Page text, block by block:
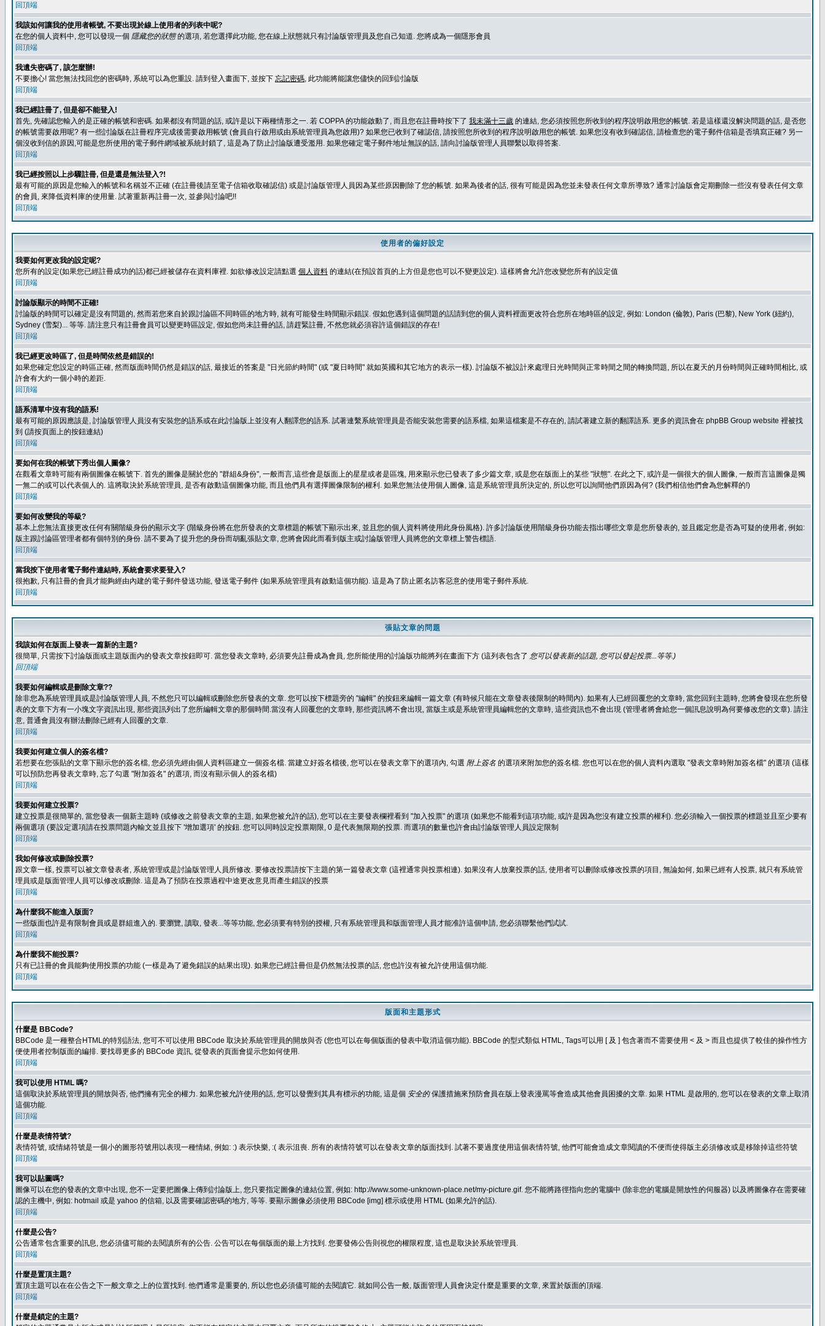
回頂端
我該如何讓我的使用者帳號, 不要出現於線上使用者的列表中呢?
在您的個人資料中, 您可以發現一個 隱藏您的狀態的選項, 若您選擇此功能, 您在線上狀態就只有討論版管理員及您自己知道. 您將成為一個隱形會員
回頂端
我遺失密碼了, 該怎麼辦!
不要擔心! 當您無法找回您的密碼時, 系統可以為您重設. 請到登入畫面下, 並按下 忘記密碼, 此功能將能讓您儘快的回到討論版
回頂端
我已經註冊了, 但是卻不能登入!
首先, 先確認您輸入的是正確的帳號和密碼. 如果都沒有問題的話, 或許是以下兩種情形之一. 若 COPPA 的功能啟動了, 而且您在註冊時按下了 我未滿十三歲 的連結, 您必須按照您所收到的程序說明啟用您的帳號. 若是這樣還沒解決問題的話, 是否您
的帳號需要啟用呢? 有一些討論版在註冊程序完成後需要啟用帳號 (會員自行啟用或由系統管理員為您啟用)? 如果您已收到了確認信, 請按照您所收到的程序說明啟用您的帳號. 如果您沒有收到確認信, 請檢查您的電子郵件信箱是否填寫正確? 另一
個沒收到信的原因,可能是您所使用的電子郵件網域被系統封鎖了, 這是為了防止討論版遭受濫用. 如果您確定電子郵件地址無誤的話, 請向討論版管理人員聯繫以取得答案.
回頂端
我已經按照以上步驟註冊, 但是還是無法登入?!
最有可能的原因是您輸入的帳號和名稱並不正確 (在註冊後請至電子信箱收取確認信) 或是討論版管理人員因為某些原因刪除了您的帳號. 如果為後者的話, 很有可能是因為您並未發表任何文章所導致? 通常討論版會定期刪除一些沒有發表任何文章
的會員, 來降低資料庫的使用量. 試著重新再註冊一次, 並參與討論吧!!
回頂端
使用者的偏好設定
我要如何更改我的設定呢?
您所有的設定(如果您已經註冊成功的話)都已經被儲存在資料庫裡. 如欲修改設定請點選 個人資料 的連結(在預設首頁的上方但是您也可以不變更設定). 這樣將會允許您改變您所有的設定值
回頂端
討論版顯示的時間不正確!
討論版的時間可以確定是沒有問題的, 然而若您來自於跟討論區不同時區的地方時, 就有可能發生時間顯示錯誤. 假如您遇到這個問題的話請到您的個人資料裡面更改符合您所在地時區的設定, 例如: London (倫敦), Paris (巴黎), New York (紐約),
Sydney (雪梨)... 等等. 請注意只有註冊會員可以變更時區設定, 假如您尚未註冊的話, 請趕緊註冊, 不然您就必須容許這個錯誤的存在!
回頂端
我已經更改時區了, 但是時間依然是錯誤的!
如果您確定您設定的時區正確, 然而版面時間仍然是錯誤的話, 最接近的答案是 "日光節約時間" (或 "夏日時間" 就如英國和其它地方的表示一樣). 討論版不被設計來處理日光時間與正常時間之間的轉換問題, 所以在夏天的月份時間與正確時間相比, 或
許會有大約一個小時的差距.
回頂端
語系清單中沒有我的語系!
最有可能的原因應該是, 討論版管理人員沒有安裝您的語系或在此討論版上並沒有人翻譯您的語系. 試著連繫系統管理員是否能安裝您需要的語系檔, 如果這檔案是不存在的, 請試著建立新的翻譯語系. 更多的資訊會在 phpBB Group website 裡被找
到 (請按頁面上的按鈕連結)
回頂端
要如何在我的帳號下秀出個人圖像?
在觀看文章時可能有兩個圖像在帳號下. 首先的圖像是關於您的 "群組&身份", 一般而言,這些會是版面上的星星或者是區塊, 用來顯示您已發表了多少篇文章, 或是您在版面上的某些 "狀態". 在此之下, 或許是一個很大的個人圖像, 一般而言這圖像是獨
一無二的或可以代表個人的. 這將取決於系統管理員, 是否有啟動這個圖像功能, 而且他們具有選擇圖像限制的權利. 如果您無法使用個人圖像, 這是系統管理員所決定的, 所以您可以詢間他們原因為何? (我們相信他們會為您解釋的!)
回頂端
要如何改變我的等級?
基本上您無法直接更改任何有關階級身份的顯示文字 (階級身份將在您所發表的文章標題的帳號下顯示出來, 並且您的個人資料將使用此身份風格). 許多討論版使用階級身份功能去指出哪些文章是您所發表的, 並且鑑定您是否為可疑的使用者, 例如:
版主跟討論區管理者都有個特別的身份. 請不要為了提升您的身份而胡亂張貼文章, 您將會因此而看到版主或討論版管理人員將您的文章標上警告標語.
回頂端
當我按下使用者電子郵件連結時, 系統會要求要登入?
很抱歉, 只有註冊的會員才能夠經由內建的電子郵件發送功能, 發送電子郵件 (如果系統管理員有啟動這個功能). 這是為了防止匿名訪客惡意的使用電子郵件系統.
回頂端
張貼文章的問題
我該如何在版面上發表一篇新的主題?
很簡單, 只需按下討論版面或主題版面內的發表文章按鈕即可. 當您發表文章時, 必須要先註冊成為會員, 您所能使用的討論版功能將列在畫面下方 (這列表包含了 您可以發表新的話題, 您可以發起投票...等等.)
回頂端
我要如何編輯或是刪除文章??
除非您為系統管理員或是討論版管理人員, 不然您只可以編輯或刪除您所發表的文章. 您可以按下標題旁的 "編輯" 的按鈕來編輯一篇文章 (有時候只能在文章發表後限制的時間內). 如果有人已經回覆您的文章時, 當您回到主題時, 您將會發現在您所發
表的文章下方有一小塊文字資訊出現, 那些資訊列出了您所編輯文章的那個時間.當沒有人回覆您的文章時, 那些資訊將不會出現, 當版主或是系統管理員編輯您的文章時, 這些資訊也不會出現 (管理者將會給您一個訊息說明為何要修改您的文章). 請注
意, 普通會員沒有辦法刪除已經有人回覆的文章.
回頂端
我要如何建立個人的簽名檔?
若想要在您張貼的文章下顯示您的簽名檔, 您必須先經由個人資料區建立一個簽名檔. 當建立好簽名檔後, 您可以在發表文章下的選項內, 勾選 附上簽名 的選項來附加您的簽名檔. 您也可以在您的個人資料內選取 "發表文章時附加簽名檔" 的選項 (這樣
可以預防您再發表文章時, 忘了勾選 "附加簽名" 的選項, 而沒有顯示個人的簽名檔)
回頂端
我要如何建立投票?
建立投票是很簡單的, 當您發表一個新主題時 (或修改之前發表文章的主題, 如果您被允許的話), 您可以在主要發表欄裡看到 "加入投票" 的選項 (如果您不能看到這項功能, 或許是因為您沒有建立投票的權利). 您必須輸入一個投票的標題並且至少要有
兩個選項 (要設定選項請在投票問題內輸文並且按下 '增加選項' 的按鈕. 您可以同時設定投票期限, 0 是代表無限期的投票. 而選項的數量也許會由討論版管理人員設定限制
回頂端
我如何修改或刪除投票?
跟文章一樣, 投票可以被文章發表者, 系統管理或是討論版管理人員所修改. 要修改投票請按下主題的第一篇發表文章 (這裡通常與投票相連). 如果沒有人放棄投票的話, 使用者可以刪除或修改投票的項目, 無論如何, 如果已經有人投票, 就只有系統管
理員或是版面管理人員可以修改或刪除. 這是為了預防在投票過程中途更改意見而產生錯誤的投票
回頂端
為什麼我不能進入版面?
一些版面也許是有限制會員或是群組進入的. 要瀏覽, 讀取, 發表...等等功能, 您必須要有特別的授權, 只有系統管理員和版面管理人員才能准許這個申請, 您必須聯繫他們試試.
回頂端
為什麼我不能投票?
只有已註冊的會員能夠使用投票的功能 (一樣是為了避免錯誤的結果出現). 如果您已經註冊但是仍然無法投票的話, 您也許沒有被允許使用這個功能.
回頂端
版面和主題形式
什麼是 BBCode?
BBCode 是一種整合HTML的特別語法, 您可不可以使用 BBCode 取決於系統管理員的開放與否 (您也可以在每個版面的發表中取消這個功能). BBCode 的型式類似 HTML, Tags可以用 [ 及 ] 包含著而不需要使用 < 及 > 而且也提供了較佳的操作性方
便使用者控制版面的編排. 要找尋更多的 BBCode 資訊, 從發表的頁面會提示您如何使用.
回頂端
我可以使用 HTML 嗎?
這個取決於系統管理員的開放與否, 他們擁有完全的權力. 如果您被允許使用的話, 您可以發覺到其具有標示的功能, 這是個 安全的保護措施來預防會員在版上發表漫罵等會造成其他會員困擾的文章. 如果 HTML 是啟用的, 您可以在發表的文章上取消
這個功能.
回頂端
什麼是表情符號?
表情符號, 或情緒符號是一個小的圖形符號用以表現一種情緒, 例如: :) 表示快樂, :( 表示沮喪. 所有的表情符號可以在發表文章的版面找到. 試著不要過度使用這個表情符號, 他們可能會造成文章閱讀的不便而使得版主必須修改或是移除掉這些符號
回頂端
我可以貼圖嗎?
圖像可以在您的發表的文章中出現, 您不一定要把圖像上傳到討論版上, 您只要指定圖像的連結位置, 例如: http://www.some-unknown-place.net/my-picture.gif. 您不能將路徑指向您的電腦中 (除非您的電腦是開放性的伺服器) 以及將圖像存在需要確
認的主機中, 例如: hotmail 或是 yahoo 的信箱, 以及需要確認密碼的地方, 等等. 要顯示圖像必須使用 BBCode [img] 標示或使用 HTML (如果允許的話).
回頂端
什麼是公告?
公告通常包含重要的訊息, 您必須儘可能的去閱讀所有的公告. 公告可以在每個版面的最上方找到. 您要發佈公告則視您的權限程度, 這也是取決於系統管理員.
回頂端
什麼是置頂主題?
置頂主題可以在在公告之下一般文章之上的位置找到. 他們通常是重要的, 所以您也必須儘可能的去閱讀它. 就如同公告一般, 版面管理人員會決定什麼是重要的文章, 來置於版面的頂端.
回頂端
什麼是鎖定的主題?